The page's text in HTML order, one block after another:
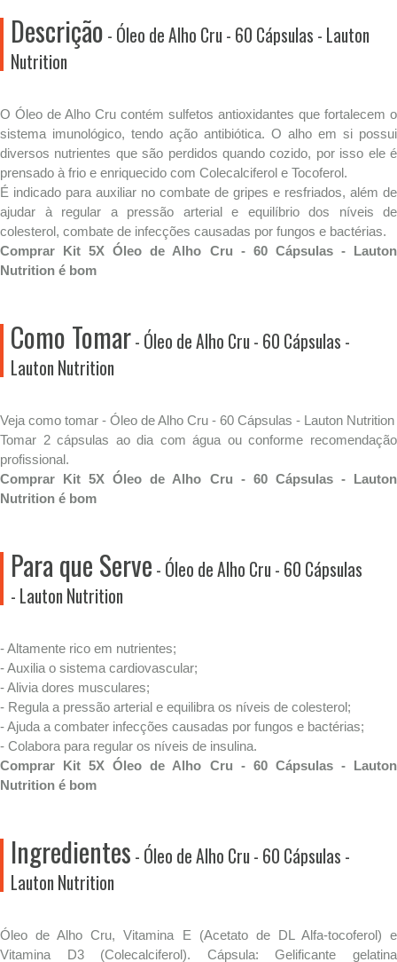
Descrição - Óleo de Alho Cru - 60 Cápsulas - Lauton
Nutrition
O Óleo de Alho Cru contém sulfetos antioxidantes que fortalecem o
sistema imunológico, tendo ação antibiótica. O alho em si possui
diversos nutrientes que são perdidos quando cozido, por isso ele é
prensado à frio e enriquecido com Colecalciferol e Tocoferol.
É indicado para auxiliar no combate de gripes e resfriados, além de
ajudar à regular a pressão arterial e equilíbrio dos níveis de
colesterol, combate de infecções causadas por fungos e bactérias.
Comprar Kit 5X Óleo de Alho Cru - 60 Cápsulas - Lauton
Nutrition é bom
Como Tomar- Óleo de Alho Cru - 60 Cápsulas -
Lauton Nutrition
Veja como tomar - Óleo de Alho Cru - 60 Cápsulas - Lauton Nutrition
Tomar 2 cápsulas ao dia com água ou conforme recomendação
profissional.
Comprar Kit 5X Óleo de Alho Cru - 60 Cápsulas - Lauton
Nutrition é bom
Para que Serve - Óleo de Alho Cru - 60 Cápsulas
- Lauton Nutrition
- Altamente rico em nutrientes;
- Auxilia o sistema cardiovascular;
- Alivia dores musculares;
- Regula a pressão arterial e equilibra os níveis de colesterol;
- Ajuda a combater infecções causadas por fungos e bactérias;
- Colabora para regular os níveis de insulina.
Comprar Kit 5X Óleo de Alho Cru - 60 Cápsulas - Lauton
Nutrition é bom
Ingredientes - Óleo de Alho Cru - 60 Cápsulas -
Lauton Nutrition
Óleo de Alho Cru, Vitamina E (Acetato de DL Alfa-tocoferol) e
Vitamina D3 (Colecalciferol). Cápsula: Gelificante gelatina